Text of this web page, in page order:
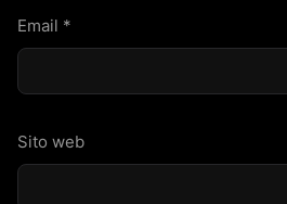
Email *
Sito web